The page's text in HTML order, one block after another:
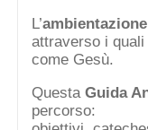
L’
attraverso i
come Gesù.
Questa Guida
percorso: